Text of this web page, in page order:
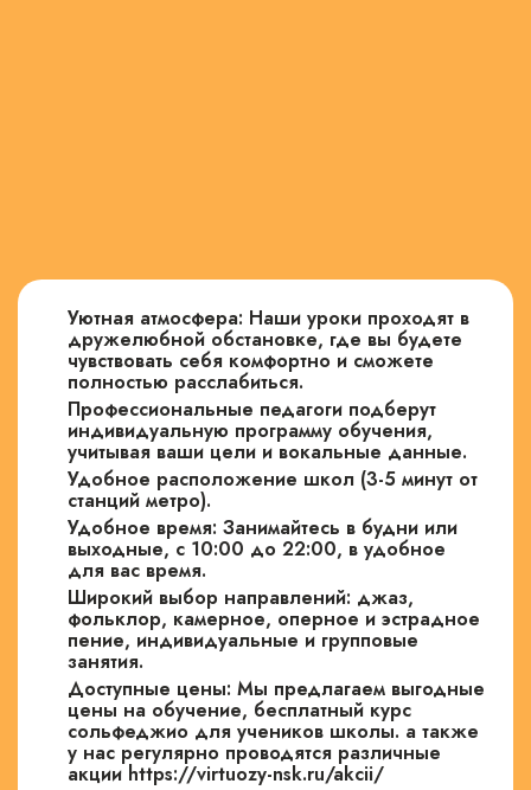
Уютная атмосфера: Наши уроки проходят в
дружелюбной обстановке, где вы будете
чувствовать себя комфортно и сможете
полностью расслабиться.
Профессиональные педагоги подберут
индивидуальную программу обучения,
учитывая ваши цели и вокальные данные.
Удобное расположение школ (3-5 минут от
станций метро).
Удобное время: Занимайтесь в будни или
выходные, с 10:00 до 22:00, в удобное
для вас время.
Широкий выбор направлений: джаз,
фольклор, камерное, оперное и эстрадное
пение, индивидуальные и групповые
занятия.
Доступные цены: Мы предлагаем выгодные
цены на обучение, бесплатный курс
сольфеджио для учеников школы. а также
у нас регулярно проводятся различные
акции https://virtuozy-nsk.ru/akcii/